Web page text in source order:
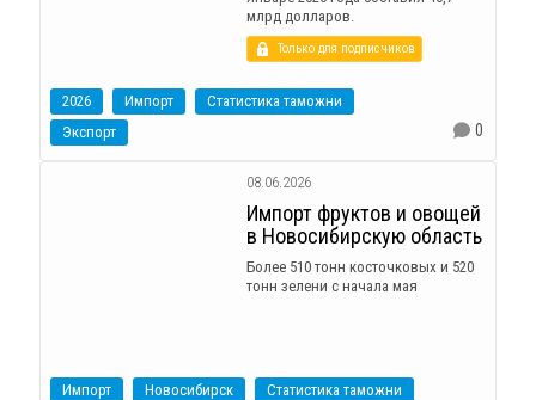
млрд долларов.
Только для подписчиков
2026 Импорт
Статистика таможни
Экспорт
0
08.06.2026
Импорт фруктов и овощей
в Новосибирскую область
Более 510 тонн косточковых и 520
тонн зелени с начала мая
Импорт Новосибирск
Статистика таможни